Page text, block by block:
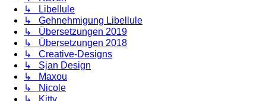
↳ Libellule
↳ Gehnehmigung Libellule
↳ Übersetzungen 2019
↳ Übersetzungen 2018
↳ Creative-Designs
↳ Sjan Design
↳ Maxou
↳ Nicole